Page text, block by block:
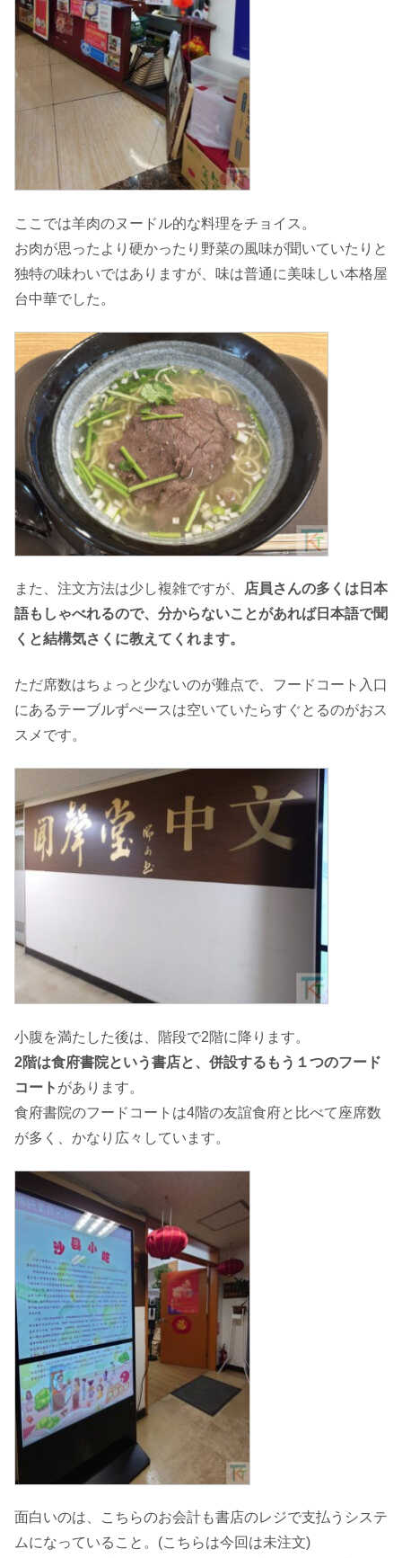
ここでは羊肉のヌードル的な料理をチョイス。
お肉が思ったより硬かったり野菜の風味が聞いていたりと
独特の味わいではありますが、味は普通に美味しい本格屋
台中華でした。
また、注文方法は少し複雑ですが、
店員さんの多くは日本
語もしゃべれるので、分からないことがあれば日本語で聞
くと結構気さくに教えてくれます。
ただ席数はちょっと少ないのが難点で、フードコート入口
にあるテーブルずぺースは空いていたらすぐとるのがおス
スメです。
小腹を満たした後は、階段で2階に降ります。
2階は食府書院という書店と、併設するもう１つのフード
コート があります。
食府書院のフードコートは4階の友誼食府と比べて座席数
が多く、かなり広々しています。
面白いのは、こちらのお会計も書店のレジで支払うシステ
ムになっていること。(こちらは今回は未注文)